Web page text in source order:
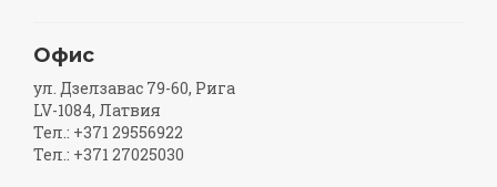
Офис
ул. Дзелзавас 79-60, Рига
LV-1084, Латвия
Тел.: +371 29556922
Тел.: +371 27025030